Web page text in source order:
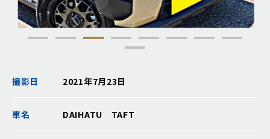
撮影日 2021年7月23日
車名 DAIHATU TAFT